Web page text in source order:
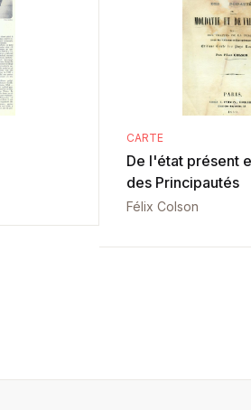
CARTE
De l'état présent
des Principautés
Félix Colson